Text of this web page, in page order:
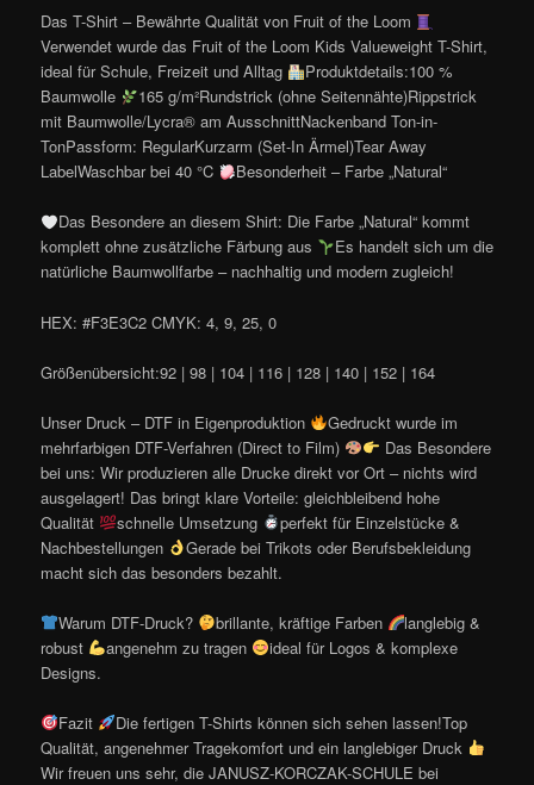
Das T-Shirt – Bewährte Qualität von Fruit of the Loom
Verwendet wurde das Fruit of the Loom Kids Valueweight T-Shirt,
ideal für Schule, Freizeit und Alltag
Produktdetails:100 %
Baumwolle
165 g/m²Rundstrick (ohne Seitennähte)Rippstrick
mit Baumwolle/Lycra® am AusschnittNackenband Ton-in-
TonPassform: RegularKurzarm (Set-In Ärmel)Tear Away
LabelWaschbar bei 40 °C
Besonderheit – Farbe „Natural“
Das Besondere an diesem Shirt: Die Farbe „Natural“ kommt
komplett ohne zusätzliche Färbung aus
Es handelt sich um die
natürliche Baumwollfarbe – nachhaltig und modern zugleich!
HEX: #F3E3C2 CMYK: 4, 9, 25, 0
Größenübersicht:92 | 98 | 104 | 116 | 128 | 140 | 152 | 164
Unser Druck – DTF in Eigenproduktion
Gedruckt wurde im
mehrfarbigen DTF-Verfahren (Direct to Film)
Das Besondere
bei uns: Wir produzieren alle Drucke direkt vor Ort – nichts wird
ausgelagert! Das bringt klare Vorteile: gleichbleibend hohe
Qualität
schnelle Umsetzung
perfekt für Einzelstücke &
Nachbestellungen
Gerade bei Trikots oder Berufsbekleidung
macht sich das besonders bezahlt.
Warum DTF-Druck? brillante, kräftige Farben
langlebig &
robust
angenehm zu tragen
ideal für Logos & komplexe
Designs.
Fazit
Die fertigen T-Shirts können sich sehen lassen!Top
Qualität, angenehmer Tragekomfort und ein langlebiger Druck
Wir freuen uns sehr, die JANUSZ-KORCZAK-SCHULE bei